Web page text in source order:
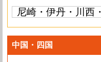
尼崎・伊丹・川西
中国・四国